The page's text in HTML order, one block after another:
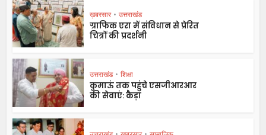
ख़बरसार • उत्तराखंड
ग्राफिक एरा में संविधान से प्रेरित
चित्रों की प्रदर्शनी
उत्तराखंड • शिक्षा
कुमाऊं तक पहुंचे एसजीआरआर
की सेवाएं: कैड़ा